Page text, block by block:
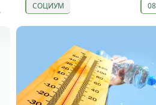
СОЦИУМ